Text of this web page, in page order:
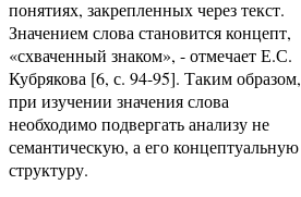
понятиях, закрепленных через текст.
Значением слова становится концепт,
«схваченный знаком», - отмечает Е.С.
Кубрякова [6, с. 94-95]. Таким образом,
при изучении значения слова
необходимо подвергать анализу не
семантическую, а его концептуальную
структуру.